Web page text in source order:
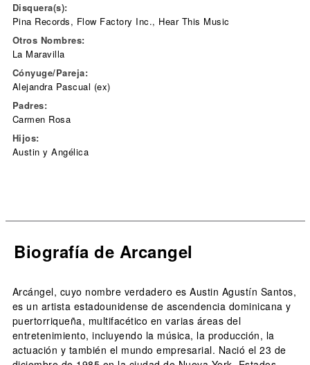
Disquera(s):
Pina Records, Flow Factory Inc., Hear This Music
Otros Nombres:
La Maravilla
Cónyuge/Pareja:
Alejandra Pascual (ex)
Padres:
Carmen Rosa
Hijos:
Austin y Angélica
Biografía de Arcangel
Arcángel, cuyo nombre verdadero es Austin Agustín Santos,
es un artista estadounidense de ascendencia dominicana y
puertorriqueña, multifacético en varias áreas del
entretenimiento, incluyendo la música, la producción, la
actuación y también el mundo empresarial. Nació el 23 de